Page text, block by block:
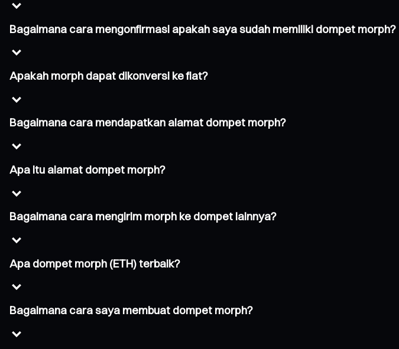
Bagaimana cara mengonfirmasi apakah saya sudah memiliki dompet morph?
Apakah morph dapat dikonversi ke fiat?
Bagaimana cara mendapatkan alamat dompet morph?
Apa itu alamat dompet morph?
Bagaimana cara mengirim morph ke dompet lainnya?
Apa dompet morph (ETH) terbaik?
Bagaimana cara saya membuat dompet morph?